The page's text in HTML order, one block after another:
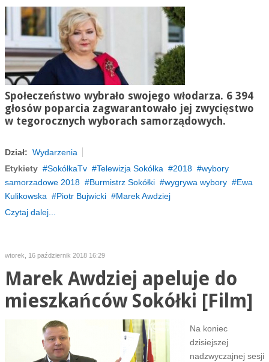
Społeczeństwo wybrało swojego włodarza. 6 394
głosów poparcia zagwarantowało jej zwycięstwo
w tegorocznych wyborach samorządowych.
Dział: Wydarzenia
Etykiety
SokółkaTv Telewizja Sokółka 2018
wybory
samorzadowe 2018
Burmistrz Sokółki wygrywa wybory
Ewa
Kulikowska
Piotr Bujwicki
Marek Awdziej
Czytaj dalej...
wtorek, 16 październik 2018 16:29
Marek Awdziej apeluje do
mieszkańców Sokółki [Film]
Na koniec
dzisiejszej
nadzwyczajnej sesji